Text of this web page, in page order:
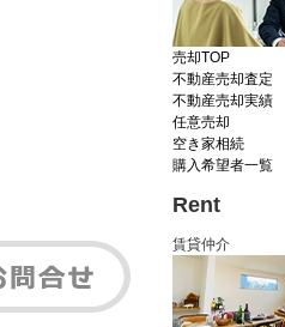
売却TOP
不動産売却査定
不動産売却実績
任意売却
空き家相続
購入希望者一覧
Rent
賃貸仲介